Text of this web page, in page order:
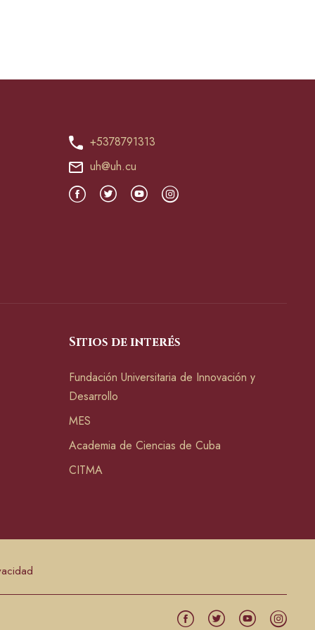
+5378791313
uh@uh.cu
Sitios de interés
Fundación Universitaria de Innovación y
Desarrollo
MES
Academia de Ciencias de Cuba
CITMA